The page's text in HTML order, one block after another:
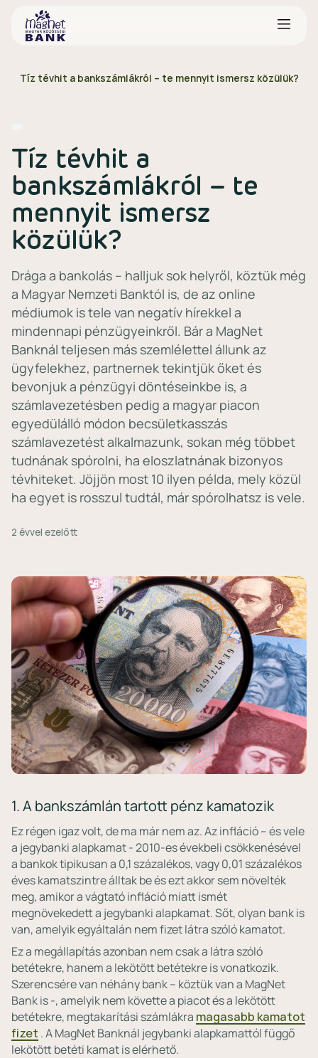
Tíz tévhit a bankszámlákról – te mennyit ismersz közülük?
Tíz tévhit a
bankszámlákról – te
mennyit ismersz
közülük?
Drága a bankolás – halljuk sok helyről, köztük még
a Magyar Nemzeti Banktól is, de az online
médiumok is tele van negatív hírekkel a
mindennapi pénzügyeinkről. Bár a MagNet
Banknál teljesen más szemlélettel állunk az
ügyfelekhez, partnernek tekintjük őket és
bevonjuk a pénzügyi döntéseinkbe is, a
számlavezetésben pedig a magyar piacon
egyedülálló módon becsületkasszás
számlavezetést alkalmazunk, sokan még többet
tudnának spórolni, ha eloszlatnának bizonyos
tévhiteket. Jöjjön most 10 ilyen példa, mely közül
ha egyet is rosszul tudtál, már spórolhatsz is vele.
2 évvel ezelőtt
1. A bankszámlán tartott pénz kamatozik
Ez régen igaz volt, de ma már nem az. Az infláció – és vele
a jegybanki alapkamat - 2010-es évekbeli csökkenésével
a bankok tipikusan a 0,1 százalékos, vagy 0,01 százalékos
éves kamatszintre álltak be és ezt akkor sem növelték
meg, amikor a vágtató infláció miatt ismét
megnövekedett a jegybanki alapkamat. Sőt, olyan bank is
van, amelyik egyáltalán nem fizet látra szóló kamatot.
Ez a megállapítás azonban nem csak a látra szóló
betétekre, hanem a lekötött betétekre is vonatkozik.
Szerencsére van néhány bank – köztük van a MagNet
Bank is -, amelyik nem követte a piacot és a lekötött
betétekre, megtakarítási számlákra magasabb kamatot
fizet . A MagNet Banknál jegybanki alapkamattól függő
lekötött betéti kamat is elérhető.